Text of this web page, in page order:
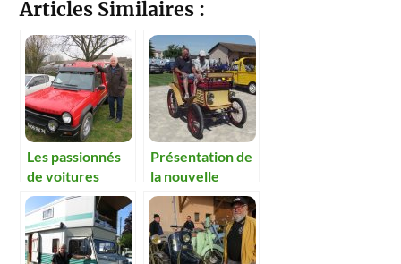
Articles Similaires :
Les passionnés
de voitures
anciennes se
retrouvent
toujours plus
nombreux à Boz.
Présentation de
la nouvelle
voiture de
Mathieu et une
voiture de 1901
au